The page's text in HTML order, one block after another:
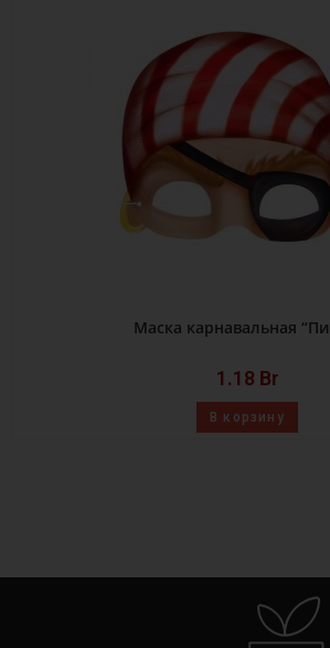
Маска карнавальная
1.18 Br
В корзину